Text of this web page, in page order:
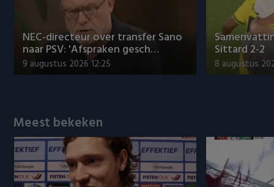
SC Heerenveen
Sparta
Vitesse
Willem II
NEC-directeur over transfer Sano
naar PSV: 'Afspraken gesch…
9 augustus 2026 12:25
Sittard 2-2
8 augustus
Meest bekeken